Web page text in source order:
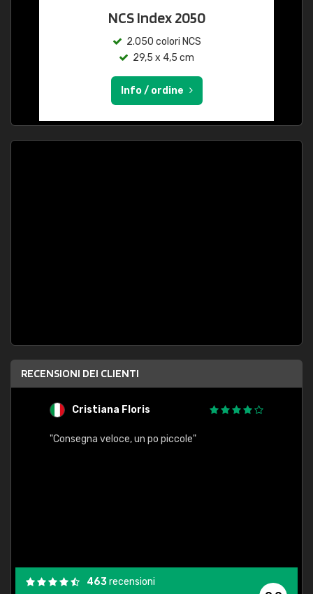
NCS Index 2050
2.050 colori NCS
29,5 x 4,5 cm
Info / ordine
RECENSIONI DEI CLIENTI
Cristiana Floris
"Consegna veloce, un po piccole"
463recensioni